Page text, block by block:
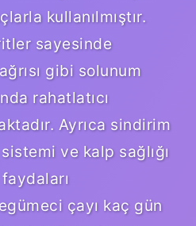
kullanılmıştır.
sayesinde
gibi solunum
rahatlatıcı
Ayrıca sindirim
ve kalp sağlığı
çayı kaç gün